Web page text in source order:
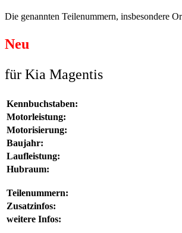
Die genannten Teilenummern, insbesondere
Neu
für Kia Magentis
Kennbuchstaben:
Motorleistung:
Motorisierung:
Baujahr:
Laufleistung:
Hubraum:
Teilenummern:
Zusatzinfos:
weitere Infos: